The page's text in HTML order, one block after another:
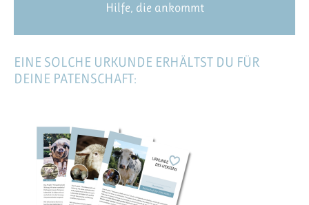
Hilfe, die ankommt
EINE SOLCHE URKUNDE ERHÄLTST DU FÜR
DEINE PATENSCHAFT: